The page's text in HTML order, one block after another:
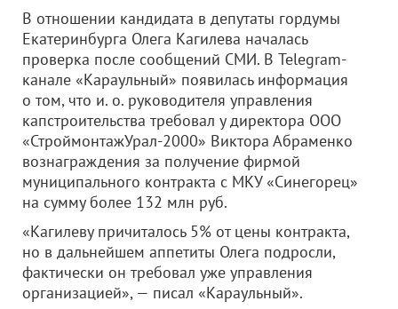
В отношении кандидата в депутаты гордумы
Екатеринбурга Олега Кагилева началась
проверка после сообщений СМИ. В Telegram-
канале «Караульный» появилась информация
о том, что и. о. руководителя управления
капстроительства требовал у директора ООО
«СтроймонтажУрал-2000» Виктора Абраменко
вознаграждения за получение фирмой
муниципального контракта с МКУ «Синегорец»
на сумму более 132 млн руб.
«Кагилеву причиталось 5% от цены контракта,
но в дальнейшем аппетиты Олега подросли,
фактически он требовал уже управления
организацией», — писал «Караульный».